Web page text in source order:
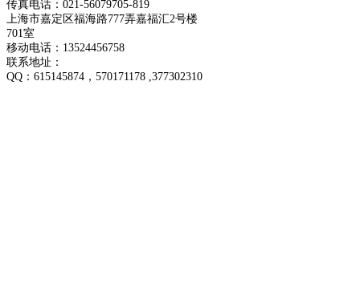
传真电话：021-56079705-819
上海市嘉定区福海路777弄嘉福汇2号楼
701室
移动电话：13524456758
联系地址：
QQ： 615145874 ，570171178 ,377302310